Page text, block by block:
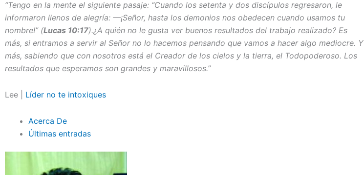
“Tengo en la mente el siguiente pasaje: “Cuando los setenta y dos discípulos regresaron, le
informaron llenos de alegría: —¡Señor, hasta los demonios nos obedecen cuando usamos tu
nombre!” (Lucas 10:17).¿A quién no le gusta ver buenos resultados del trabajo realizado? Es
más, si entramos a servir al Señor no lo hacemos pensando que vamos a hacer algo mediocre. Y
más, sabiendo que con nosotros está el Creador de los cielos y la tierra, el Todopoderoso. Los
resultados que esperamos son grandes y maravillosos.”
Lee | Líder no te intoxiques
Acerca De
Últimas entradas